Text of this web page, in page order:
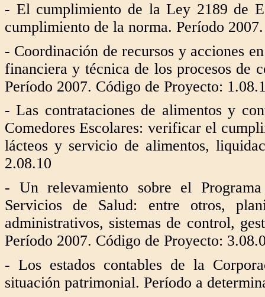
- El cumplimiento de la Ley 2189 de
cumplimiento de la norma. Período
- Coordinación de recursos y acciones
financiera y técnica de los procesos de
Período 2007. Código de Proyecto:
- Las contrataciones de alimentos y
Comedores Escolares: verificar el
lácteos y servicio de alimentos,
2.08.10
- Un relevamiento sobre el
Servicios de Salud: entre otros,
administrativos, sistemas de control,
Período 2007. Código de Proyecto:
- Los estados contables de la
situación patrimonial. Período a